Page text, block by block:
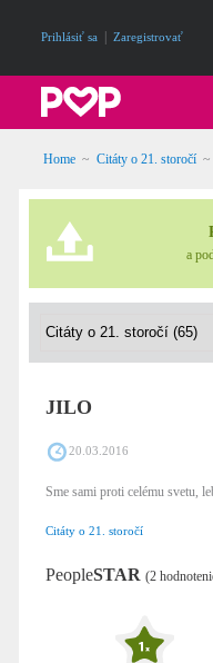
Prihlásiť sa Zaregistrovať
Home ~ Citáty o 21. storočí ~
a
JILO
20.03.2016
Sme sami proti celému svetu,
Citáty o 21. storočí
PeopleSTAR (2